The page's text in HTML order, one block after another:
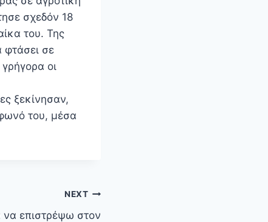
σχεδόν 18
του. Της
φτάσει σε
οι
ξεκίνησαν,
του, μέσα
NEXT
επιστρέψω στον